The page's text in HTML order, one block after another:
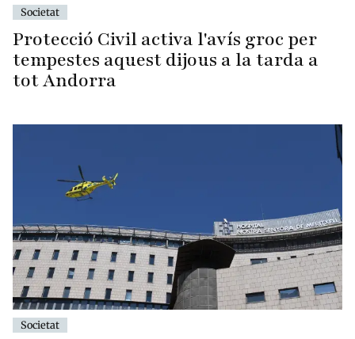
Societat
Protecció Civil activa l'avís groc per
tempestes aquest dijous a la tarda a
tot Andorra
Societat